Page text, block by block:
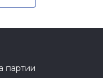
партии